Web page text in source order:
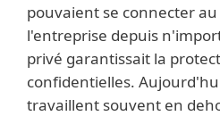
pouvaient se connecter
l'entreprise depuis
privé garantissait la
confidentielles.
travaillent souvent en